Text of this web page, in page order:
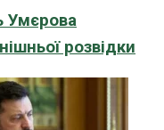
Умєрова
розвідки